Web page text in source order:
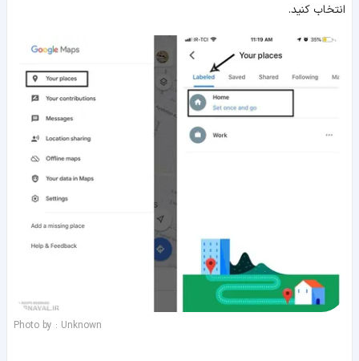
انتخاب کنید.
Photo by : Unknown